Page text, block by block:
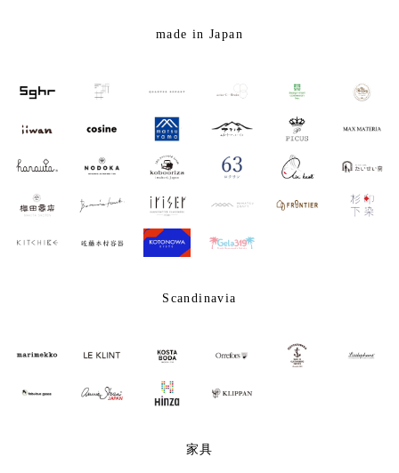
made in Japan
Scandinavia
家具